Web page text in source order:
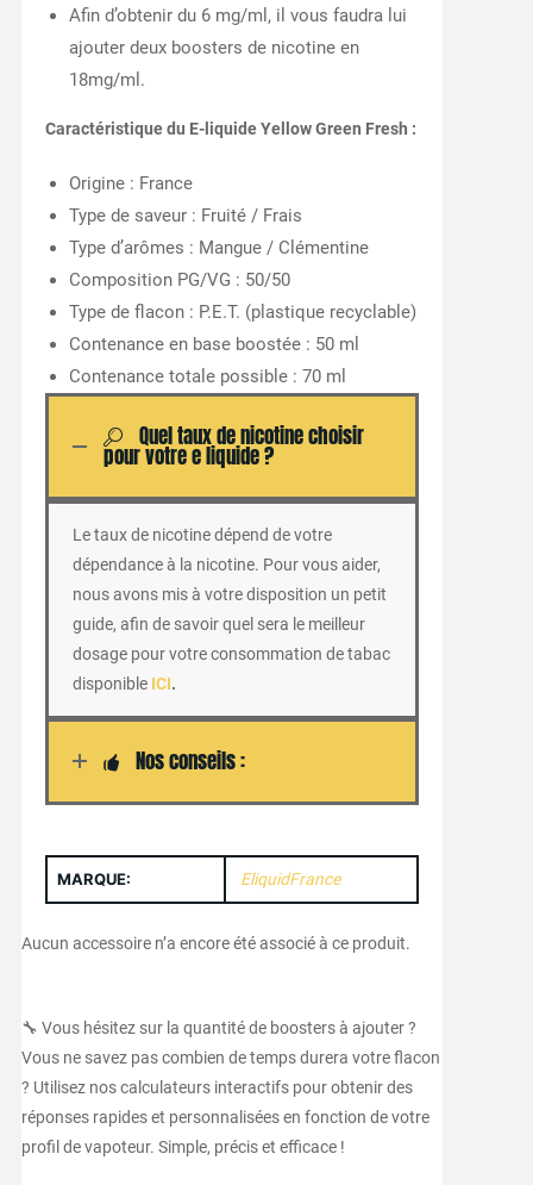
Afin d’obtenir du 6 mg/ml, il vous faudra lui
ajouter deux boosters de nicotine en
18mg/ml.
Caractéristique du E-liquide Yellow Green Fresh :
Origine : France
Type de saveur : Fruité / Frais
Type d’arômes : Mangue / Clémentine
Composition PG/VG : 50/50
Type de flacon : P.E.T. (plastique recyclable)
Contenance en base boostée : 50 ml
Contenance totale possible : 70 ml
Quel taux de nicotine choisir
pour votre e liquide ?
Le taux de nicotine dépend de votre
dépendance à la nicotine. Pour vous aider,
nous avons mis à votre disposition un petit
guide, afin de savoir quel sera le meilleur
dosage pour votre consommation de tabac
disponible ICI.
Nos conseils :
MARQUE: EliquidFrance
Aucun accessoire n’a encore été associé à ce produit.
🔧 Vous hésitez sur la quantité de boosters à ajouter ?
Vous ne savez pas combien de temps durera votre flacon
? Utilisez nos calculateurs interactifs pour obtenir des
réponses rapides et personnalisées en fonction de votre
profil de vapoteur. Simple, précis et efficace !